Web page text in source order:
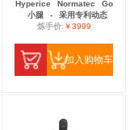
Hyperice Normatec
Go
小腿
-
采用专利动态
炼手价:￥3999
加入购物车